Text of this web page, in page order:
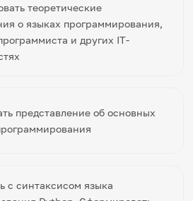
теоретические
о языках программирования,
и других IT-
представление об основных
с синтаксисом языка